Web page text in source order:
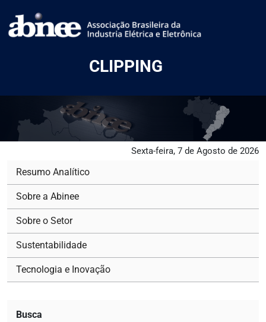
CLIPPING
Sexta-feira, 7 de Agosto de 2026
Resumo Analítico
Sobre a Abinee
Sobre o Setor
Sustentabilidade
Tecnologia e Inovação
Busca